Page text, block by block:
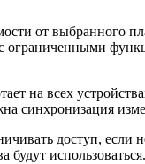
от выбранного
ограниченными
на всех
синхронизация
доступ, если
использоваться.